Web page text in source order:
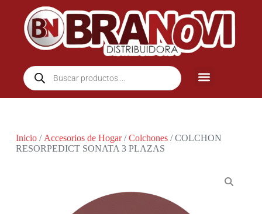
Inicio/ Accesorios de Hogar/Colchones/ COLCHON
RESORPEDICT SONATA 3 PLAZAS